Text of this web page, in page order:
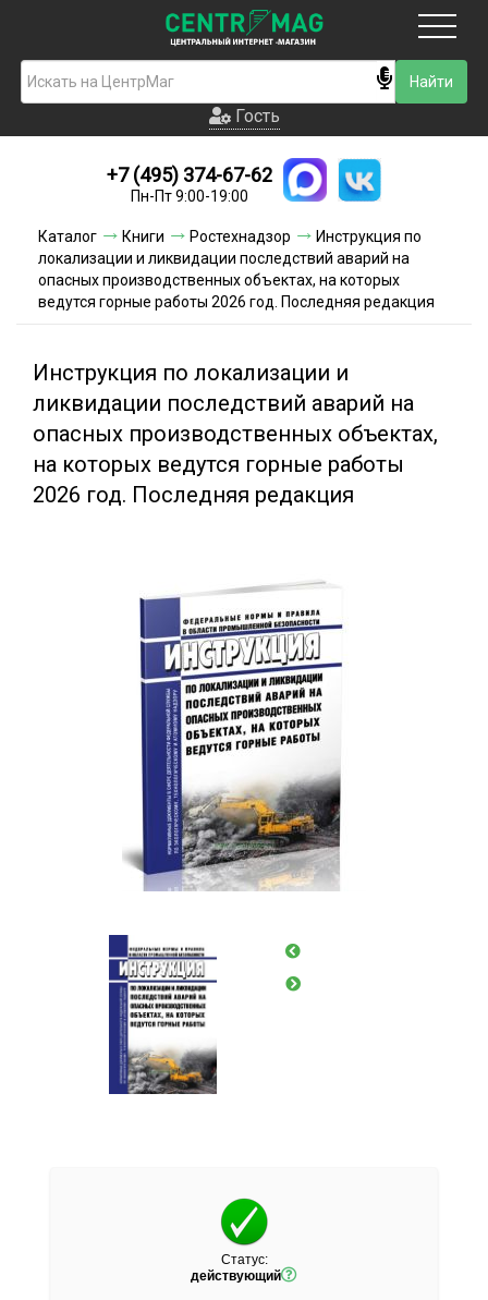
Гость
Новинки
Условия доставки
Условия оплаты
Акции и скидки
Гость
+7 (495) 374-67-62
Пн-Пт 9:00-19:00
Каталог Книги Ростехнадзор
Инструкция по
локализации и ликвидации последствий аварий на
опасных производственных объектах, на которых
ведутся горные работы 2026 год. Последняя редакция
Инструкция по локализации и
ликвидации последствий аварий на
опасных производственных объектах,
на которых ведутся горные работы
2026 год. Последняя редакция
Статус:
действующий